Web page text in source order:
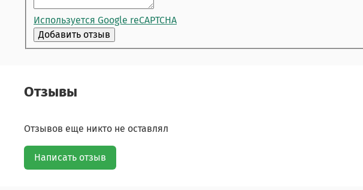
Используется Google reCAPTCHA
Отзывы
Отзывов еще никто не оставлял
Написать отзыв